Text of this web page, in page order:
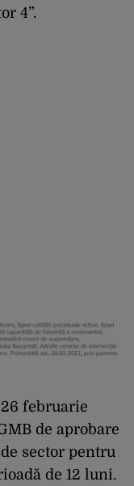
4”.
februarie
de aprobare
sector pentru
de 12 luni.